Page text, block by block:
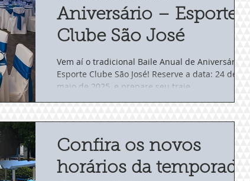
Aniversário – Esporte
Clube São José
Vem aí o tradicional Baile Anual de Aniversário do
Esporte Clube São José! Reserve a data: 24 de
maio de 2025, e prepare seu traje...
Confira os novos
horários da temporada